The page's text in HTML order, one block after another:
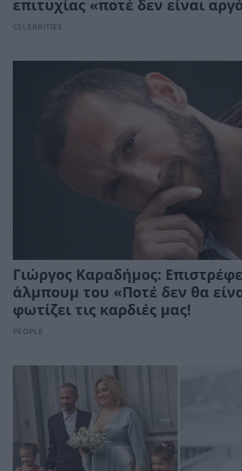
επιτυχίας «ποτέ δεν είναι
CELEBRITIES
Γιώργος Καραδήμος:
άλμπουμ του «Ποτέ δεν θα
φωτίζει τις καρδιές μας!
PEOPLE